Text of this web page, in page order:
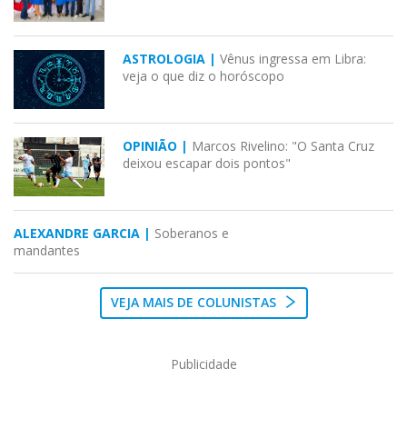
ASTROLOGIA | Vênus ingressa em Libra:
veja o que diz o horóscopo
OPINIÃO | Marcos Rivelino: "O Santa Cruz
deixou escapar dois pontos"
ALEXANDRE GARCIA | Soberanos e
mandantes
VEJA MAIS DE COLUNISTAS
Publicidade